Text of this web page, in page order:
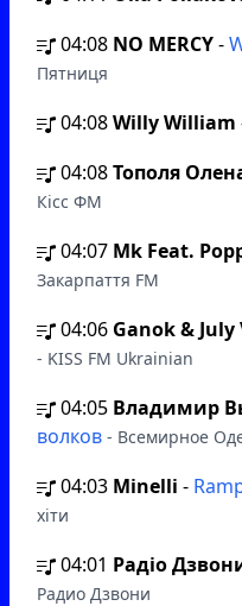
04:08 NO MERCY-
Пятниця
04:08Willy William
04:08Тополя
Кісс ФМ
04:07 Mk Feat.
Закарпаття FM
04:06 Ganok &
- KISS FM Ukrainian
04:05 Владимир
волков - Всемирное
04:03 Minelli -
хіти
04:01 Радіо
Радио Дзвони